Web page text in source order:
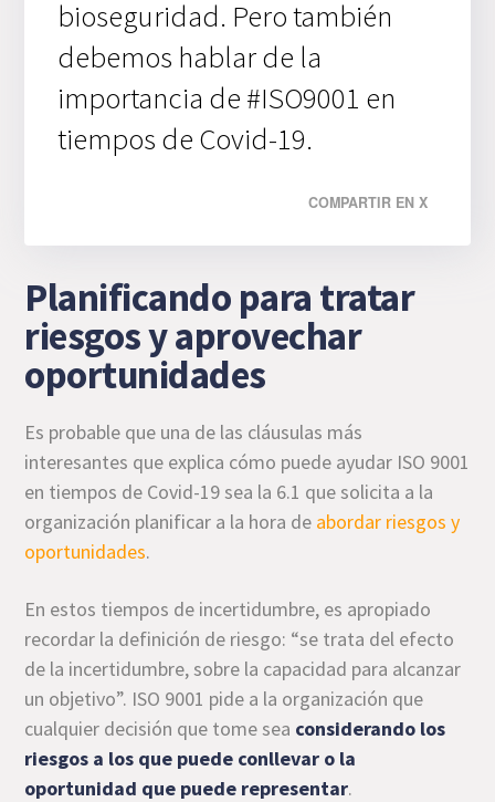
bioseguridad. Pero también
debemos hablar de la
importancia de #ISO9001 en
tiempos de Covid-19.
COMPARTIR EN X
Planificando para tratar
riesgos y aprovechar
oportunidades
Es probable que una de las cláusulas más
interesantes que explica cómo puede ayudar ISO 9001
en tiempos de Covid-19 sea la 6.1 que solicita a la
organización planificar a la hora de abordar riesgos y
oportunidades.
En estos tiempos de incertidumbre, es apropiado
recordar la definición de riesgo: “se trata del efecto
de la incertidumbre, sobre la capacidad para alcanzar
un objetivo”. ISO 9001 pide a la organización que
cualquier decisión que tome sea considerando los
riesgos a los que puede conllevar o la
oportunidad que puede representar.